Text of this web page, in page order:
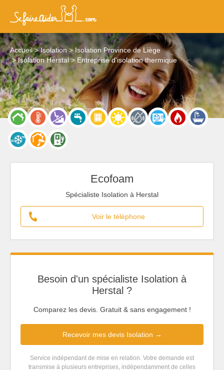
Accueil Isolation
Isolation Province de Liège
Isolation Herstal
Entreprise d'isolation thermique
Ecofoam
Spécialiste Isolation à Herstal
Voir le téléphone
Besoin d'un spécialiste Isolation à
Herstal ?
Comparez les devis. Gratuit & sans engagement !
Recevoir mes devis Isolation →
Service indépendant de mise en relation. Votre demande est
transmise à plusieurs entreprises, indépendamment de celles